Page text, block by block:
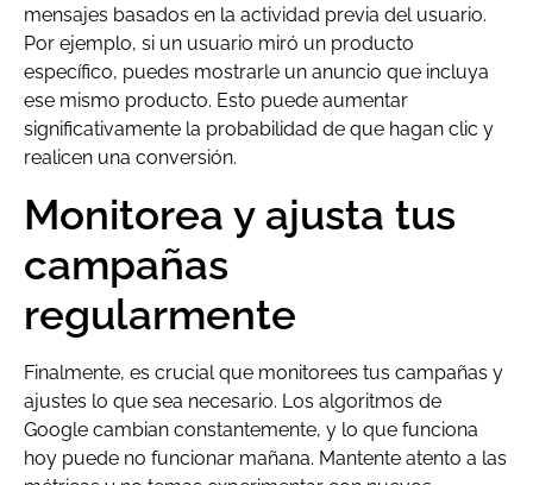
mensajes basados en la actividad previa del usuario.
Por ejemplo, si un usuario miró un producto
específico, puedes mostrarle un anuncio que incluya
ese mismo producto. Esto puede aumentar
significativamente la probabilidad de que hagan clic y
realicen una conversión.
Monitorea y ajusta tus
campañas
regularmente
Finalmente, es crucial que monitorees tus campañas y
ajustes lo que sea necesario. Los algoritmos de
Google cambian constantemente, y lo que funciona
hoy puede no funcionar mañana. Mantente atento a las